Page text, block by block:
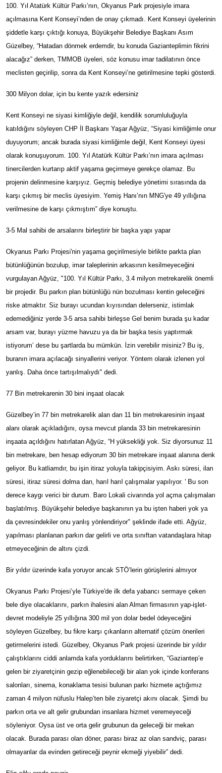
100. Yıl Atatürk Kültür Parkı’nın, Okyanus Park projesiyle imara
açılmasına Kent Konseyi’nden de onay çıkmadı. Kent Konseyi üyelerinin
şiddetle karşı çıktığı konuya, Büyükşehir Belediye Başkanı Asım
Güzelbey, “Hatadan dönmek erdemdir, bu konuda Gazianteplimin fikrini
alacağız” derken, TMMOB üyeleri, söz konusu imar tadilatının önce
meclisten geçirilip, sonra da Kent Konseyi’ne getirilmesine tepki gösterdi.
300 Milyon dolar, için bu kente yazık edersiniz
Kent Konseyi ne siyasi kimliğiyle değil, kendilik sorumluluğuyla
katıldığını söyleyen CHP İl Başkanı Yaşar Ağyüz, “Siyasi kimliğimle onur
duyuyorum; ancak burada siyasi kimliğimle değil, Kent Konseyi üyesi
olarak konuşuyorum. 100. Yıl Atatürk Kültür Parkı’nın imara açılması
tinercilerden kurtarıp aktif yaşama geçirmeye gerekçe olamaz. Bu
projenin delinmesine karşıyız. Geçmiş belediye yönetimi sırasında da
karşı çıkmış bir meclis üyesiyim. Yemiş Hanı’nın MNG'ye 49 yıllığına
verilmesine de karşı çıkmıştım” diye konuştu.
3-5 Mal sahibi de arsalarını birleştirir bir başka yapı yapar
Okyanus Parkı Projesi'nin yaşama geçirilmesiyle birlikte parkta plan
bütünlüğünün bozulup, imar taleplerinin arkasının kesilmeyeceğini
vurgulayan Ağyüz, "100. Yıl Kültür Parkı, 3.4 milyon metrekarelik önemli
bir projedir. Bu parkın plan bütünlüğü nün bozulması kentin geleceğini
riske atmaktır. Siz burayı ucundan kıyısından delerseniz, istimlak
edemediğiniz yerde 3-5 arsa sahibi birleşse Gel benim burada şu kadar
arsam var, burayı yüzme havuzu ya da bir başka tesis yaptırmak
istiyorum’ dese bu şartlarda bu mümkün. İzin verebilir misiniz? Bu iş,
buranın imara açılacağı sinyallerini veriyor. Yöntem olarak izlenen yol
yanlış. Daha önce tartışılmalıydı" dedi.
77 Bin metrekarenin 30 bini inşaat olacak
Güzelbey’in 77 bin metrekarelik alan dan 11 bin metrekaresinin inşaat
alanı olarak açıkladığını, oysa mevcut planda 33 bin metrekaresinin
inşaata açıldığını hatırlatan Ağyüz, “H yüksekliği yok. Siz diyorsunuz 11
bin metrekare, ben hesap ediyorum 30 bin metrekare inşaat alanına denk
geliyor. Bu katliamdır, bu işin itiraz yoluyla takipçisiyim. Askı süresi, ilan
süresi, itiraz süresi dolma dan, harıl harıl çalışmalar yapılıyor. ' Bu son
derece kaygı verici bir durum. Baro Lokali civarında yol açma çalışmaları
başlatılmış. Büyükşehir belediye başkanının ya bu işten haberi yok ya
da çevresindekiler onu yanlış yönlendiriyor" şeklinde ifade etti. Ağyüz,
yapılması planlanan parkın dar gelirli ve orta sınıftan vatandaşlara hitap
etmeyeceğinin de altını çizdi.
Bir yıldır üzerinde kafa yoruyor ancak STÖ’lerin görüşlerini almıyor
Okyanus Parkı Projesi’yle Türkiye'de ilk defa yabancı sermaye çeken
bele diye olacaklarını, parkın ihalesini alan Alman firmasının yap-işlet-
devret modeliyle 25 yıllığına 300 mil yon dolar bedel ödeyeceğini
söyleyen Güzelbey, bu fikre karşı çıkanların alternatif çözüm önerileri
getirmelerini istedi. Güzelbey, Okyanus Park projesi üzerinde bir yıldır
çalıştıklarını ciddi anlamda kafa yorduklarını belirtirken, “Gaziantep’e
gelen bir ziyaretçinin gezip eğlenebileceği bir alan yok içinde konferans
salonları, sinema, konaklama tesisi bulunan parkı hizmete açtığımız
zaman 4 milyon nüfuslu Halep’ten bile ziyaretçi akını olacak. Şimdi bu
parkın orta ve alt gelir grubundan insanlara hizmet veremeyeceği
söyleniyor. Oysa üst ve orta gelir grubunun da geleceği bir mekan
olacak. Burada parası olan döner, parası biraz az olan sandviç, parası
olmayanlar da evinden getireceği peynir ekmeği yiyebilir” dedi.